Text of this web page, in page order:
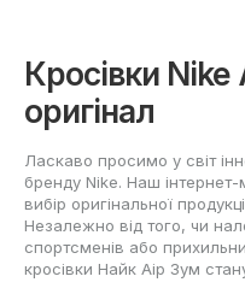
Кросівки
оригінал
Ласкаво просимо у світ
бренду Nike. Наш
вибір оригінальної
Незалежно від того, чи
спортсменів або
кросівки Найк Аір Зум